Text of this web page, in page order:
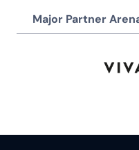
Major Partner